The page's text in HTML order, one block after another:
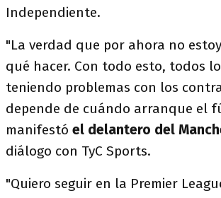
Independiente.
"La verdad que por ahora no
qué hacer. Con todo esto, todos
teniendo problemas con los
depende de cuándo arranque el
manifestó el delantero del
diálogo con TyC Sports.
"Quiero seguir en la Premier